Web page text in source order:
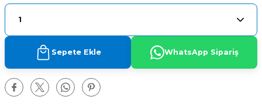
Sepete Ekle WhatsApp Sipariş